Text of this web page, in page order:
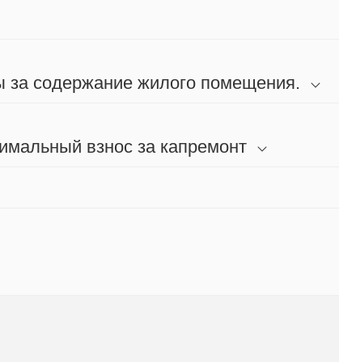
содержание жилого помещения.
взнос за капремонт